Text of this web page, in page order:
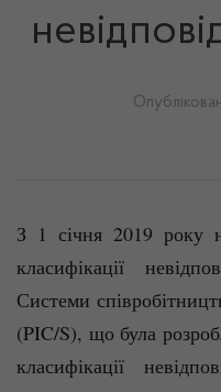
З 1 січня 2019 року
класифікації
Системи
(PIC/S), що була
класифікації